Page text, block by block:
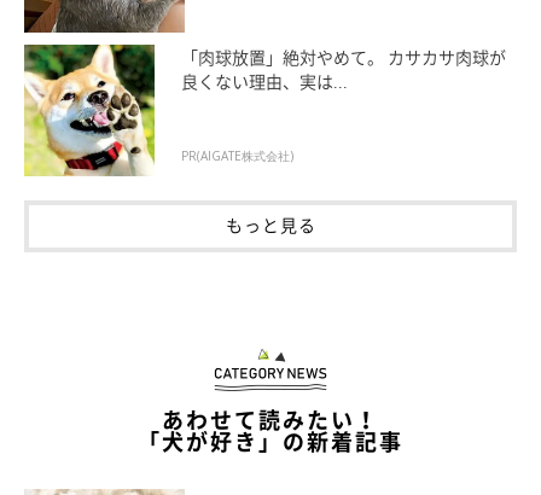
オス部門第3位は「レオン」です。なんと、2019年の第18位から
「肉球放置」絶対やめて。 カサカサ肉球が
良くない理由、実は...
PR(AIGATE株式会社)
もっと見る
あわせて読みたい！
「犬が好き」の新着記事